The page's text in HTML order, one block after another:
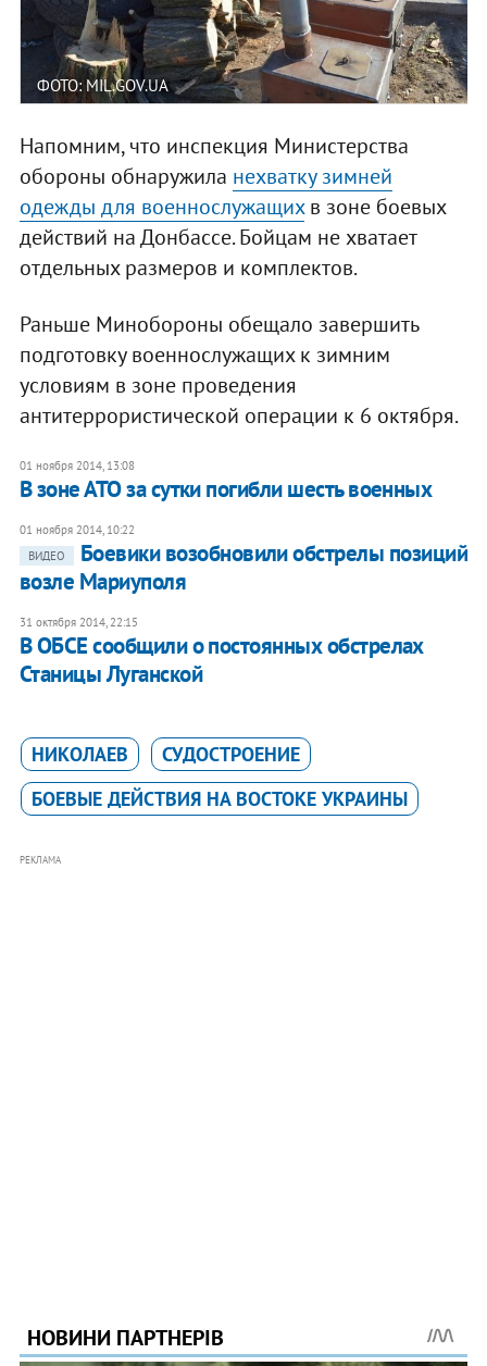
ФОТО: MIL.GOV.UA
Напомним, что инспекция Министерства
обороны обнаружила нехватку зимней
одежды для военнослужащихв зоне боевых
действий на Донбассе. Бойцам не хватает
отдельных размеров и комплектов.
Раньше Минобороны обещало завершить
подготовку военнослужащих к зимним
условиям в зоне проведения
антитеррористической операции к 6 октября.
01 ноября 2014, 13:08
В зоне АТО за сутки погибли шесть военных
01 ноября 2014, 10:22
ВИДЕО
Боевики возобновили обстрелы позиций
возле Мариуполя
31 октября 2014, 22:15
В ОБСЕ сообщили о постоянных обстрелах
Станицы Луганской
НИКОЛАЕВ
СУДОСТРОЕНИЕ
БОЕВЫЕ ДЕЙСТВИЯ НА ВОСТОКЕ УКРАИНЫ
РЕКЛАМА